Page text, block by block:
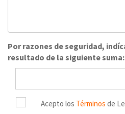
Por razones de seguridad,
resultado de la siguiente
Acepto los Términos de